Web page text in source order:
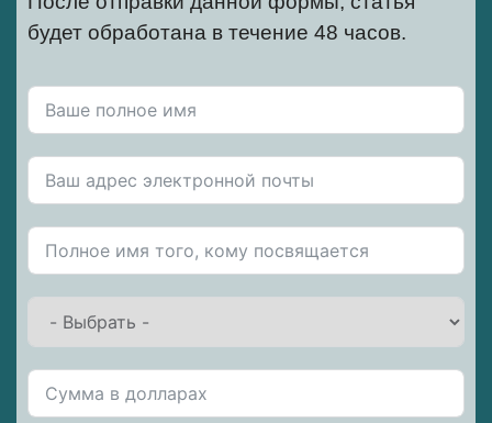
будет обработана в течение 48 часов.